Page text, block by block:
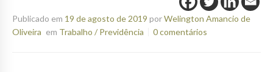
Publicado em 19 de agosto de 2019 porWelington Amancio de
Oliveira em Trabalho / Previdência 0 comentários